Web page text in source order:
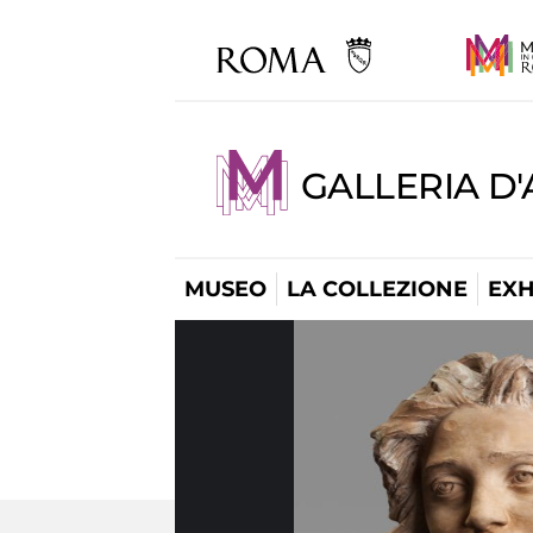
GALLERIA
MUSEO LA COLLEZIONE